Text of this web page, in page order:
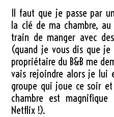
Il faut que je passe par
la clé de ma chambre, au
train de manger avec
(quand je vous dis que
propriétaire du B&B me
vais rejoindre alors je lui
groupe qui joue ce soir
chambre est
Netflix !).